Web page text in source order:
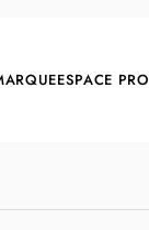
ESPACE PRO